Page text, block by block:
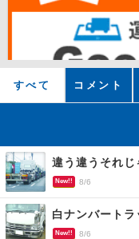
すべて コメント
New!! 8/6
New!! 8/6